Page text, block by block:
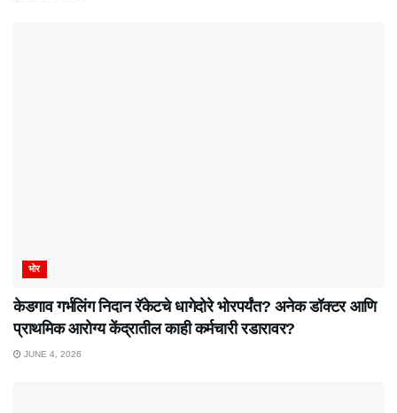
भोर
केडगाव गर्भलिंग निदान रॅकेटचे धागेदोरे भोरपर्यंत? अनेक डॉक्टर आणि
प्राथमिक आरोग्य केंद्रातील काही कर्मचारी रडारावर?
JUNE 4, 2026